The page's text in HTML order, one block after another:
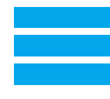
Huber,
Leuchs,
material
tightly
express.